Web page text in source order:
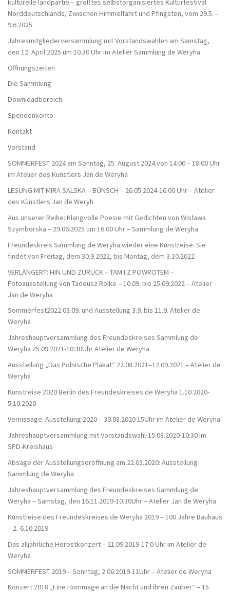
kulturelle landpartie – größtes selbstorganisiertes Kulturfestival
Norddeutschlands, Zwischen Himmelfahrt und Pfingsten, vom 29.5. –
9.6.2025.
Jahresmitgliederversammlung mit Vorstandswahlen am Samstag,
den 12. April 2025 um 10.30 Uhr im Atelier Sammlung de Weryha
Öffnungszeiten
Die Sammlung
Downloadbereich
Spendenkonto
Kontakt
Vorstand
SOMMERFEST 2024 am Sonntag, 25. August 2024 von 14:00 – 18:00 Uhr
im Atelier des Künstlers Jan de Weryha
LESUNG MIT MIRA SALSKA – BÜNSCH – 26.05.2024-16.00 Uhr – Atelier
des Künstlers Jan de Weryh
Aus unserer Reihe: Klangvolle Poesie mit Gedichten von Wisława
Szymborska – 29.06.2025 um 16.00 Uhr – Sammlung de Weryha
Freundeskreis Sammlung de Weryha wieder eine Kunstreise. Sie
findet von Freitag, dem 30.9.2022, bis Montag, dem 3.10.2022
VERLÄNGERT: HIN UND ZURÜCK – TAM I Z POWROTEM –
Fotoausstellung von Tadeusz Rolke – 10.09. bis 25.09.2022 – Atelier
Jan de Weryha
Sommerfest2022 03.09. und Ausstellung 3.9. bis 11.9. Atelier de
Weryha
Jahreshauptversammlung des Freundeskreises Sammlung de
Weryha 25.09.2021-10:30Uhr Atelier de Weryha
Ausstellung „Das Polnische Plakat“ 22.08.2021–12.09.2021 – Atelier de
Weryha
Kunstreise 2020 Berlin des Freundeskreises de Weryha 1.10.2020-
5.10.2020
Vernissage: Ausstellung 2020 – 30.08.2020 15Uhr im Atelier de Weryha
Jahreshauptversammlung mit Vorstandswahl-15.08.2020-10:30 im
SPD-Kreishaus
Absage der Ausstellungseröffnung am 22.03.2020: Ausstellung
Sammlung de Weryha
Jahreshauptversammlung des Freundeskreises Sammlung de
Weryha – Samstag, den 16.11.2019-10.30Uhr – Atelier Jan de Weryha
Kunstreise des Freundeskreises de Weryha 2019 – 100 Jahre Bauhaus
– 2.-6.10.2019
Das alljährliche Herbstkonzert – 21.09.2019-17.0 Uhr im Atelier de
Weryha
SOMMERFEST 2019 – Sonntag, 2.06.2019-11Uhr – Atelier de Weryha
Konzert 2018 „Eine Hommage an die Nacht und ihren Zauber“ – 15.